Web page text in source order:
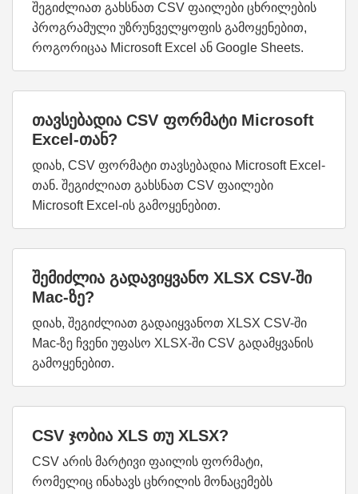
შეგიძლიათ გახსნათ CSV ფაილები ცხრილების
პროგრამული უზრუნველყოფის გამოყენებით,
როგორიცაა Microsoft Excel ან Google Sheets.
თავსებადია CSV ფორმატი Microsoft
Excel-თან?
დიახ, CSV ფორმატი თავსებადია Microsoft Excel-
თან. შეგიძლიათ გახსნათ CSV ფაილები
Microsoft Excel-ის გამოყენებით.
შემიძლია გადავიყვანო XLSX CSV-ში
Mac-ზე?
დიახ, შეგიძლიათ გადაიყვანოთ XLSX CSV-ში
Mac-ზე ჩვენი უფასო XLSX-ში CSV გადამყვანის
გამოყენებით.
CSV ჯობია XLS თუ XLSX?
CSV არის მარტივი ფაილის ფორმატი,
რომელიც ინახავს ცხრილის მონაცემებს